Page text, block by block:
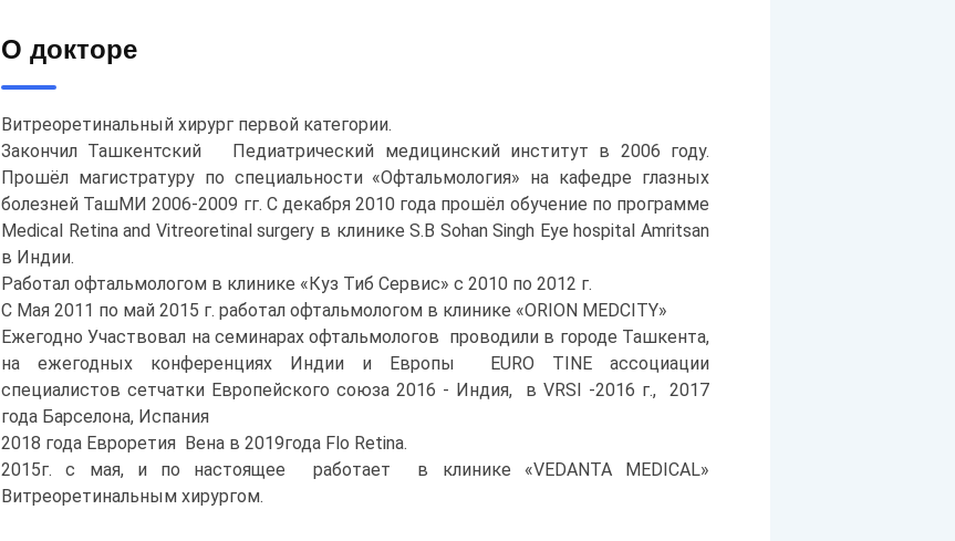
О докторе
Витреоретинальный хирург первой категории.
Закончил Ташкентский Педиатрический медицинский институт в 2006 году.
Прошёл магистратуру по специальности «Офтальмология» на кафедре глазных
болезней ТашМИ 2006-2009 гг. С декабря 2010 года прошёл обучение по программе
Medical Retina and Vitreoretinal surgery в клинике S.B Sohan Singh Eye hospital Amritsan
в Индии.
Работал офтальмологом в клинике «Куз Тиб Сервис» с 2010 по 2012 г.
С Мая 2011 по май 2015 г. работал офтальмологом в клинике «ORION MEDCITY»
Ежегодно Участвовал на семинарах офтальмологов проводили в городе Ташкента,
на ежегодных конференциях Индии и Европы EURO TINE ассоциации
специалистов сетчатки Европейского союза 2016 - Индия, в VRSI -2016 г., 2017
года Барселона, Испания
2018 года Евроретия Вена в 2019года Flo Retina.
2015г. с мая, и по настоящее работает в клинике «VEDANTA MEDICAL»
Витреоретинальным хирургом.